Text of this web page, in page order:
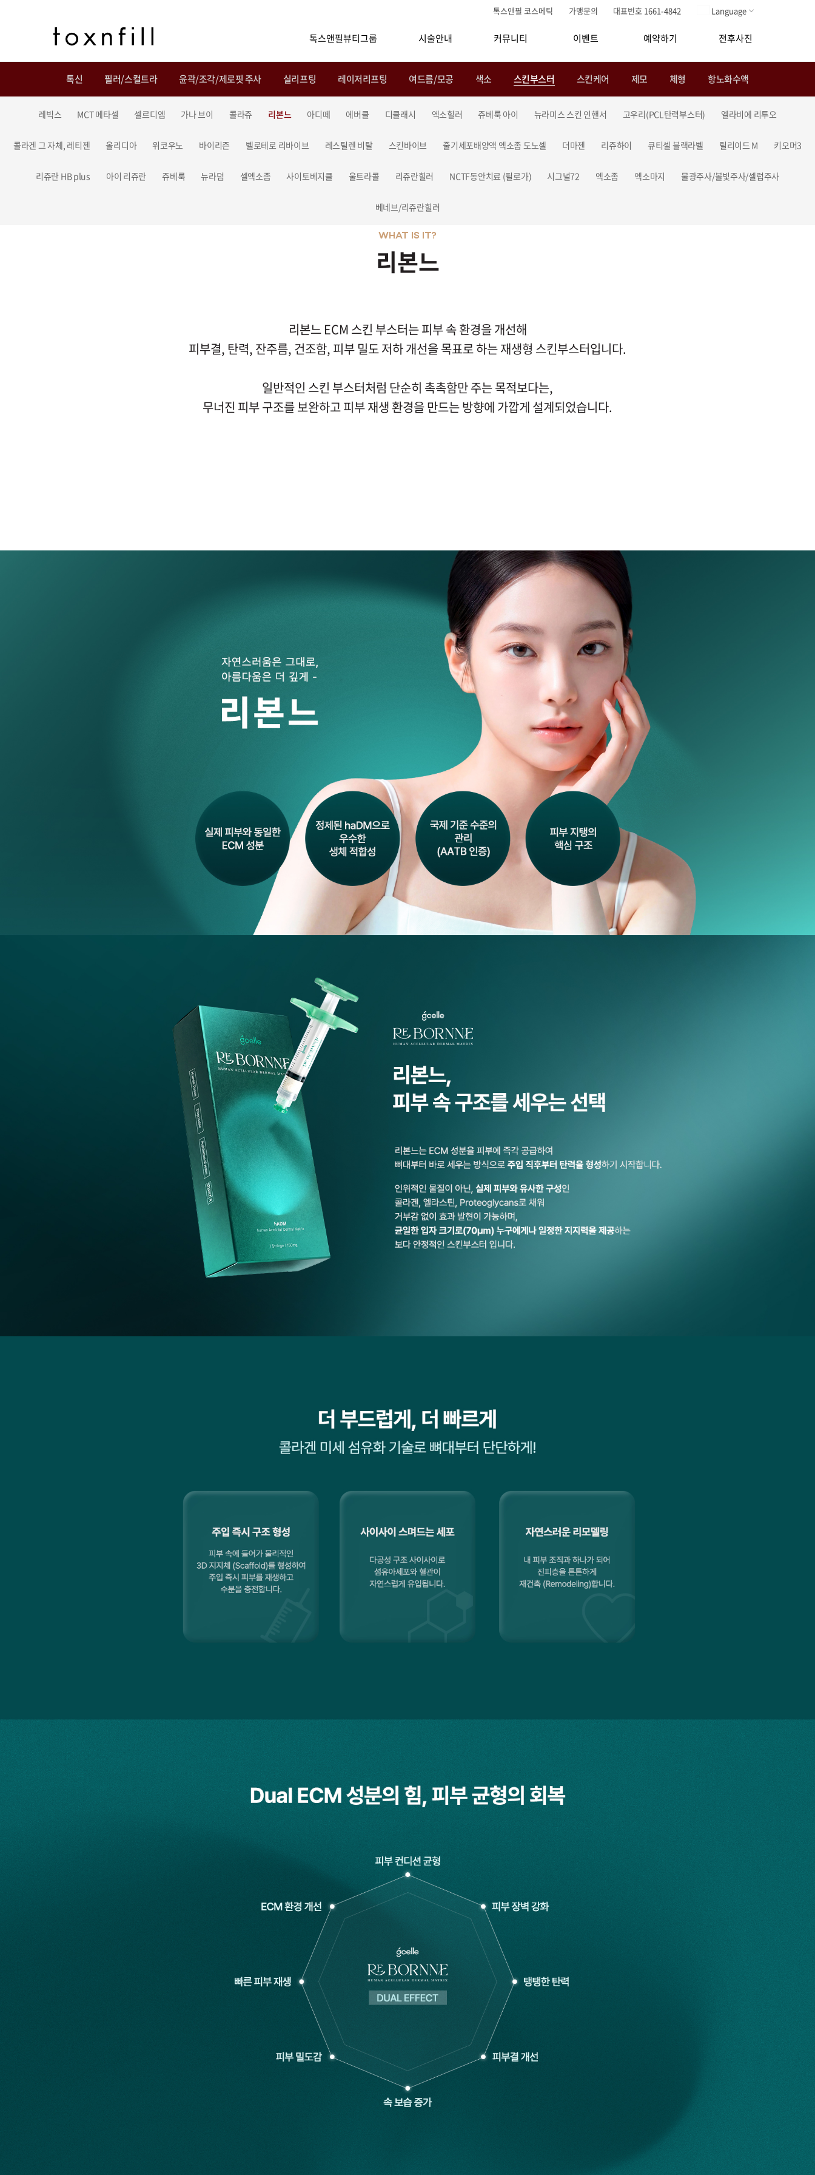
톡스앤필 코스메틱 가맹문의 대표번호 1661-4842 Language
톡스앤필뷰티그룹 시술안내 커뮤니티 이벤트 예약하기 전후사진
톡신 필러/스컬트라 윤곽/조각/제로핏 주사 실리프팅 레이저리프팅 여드름/모공 색소 스킨부스터
레빅스 MCT 메타셀 셀르디엠 가나 브이 콜라쥬 리본느 아디떼 에버클 디클래시 엑소힐러 쥬베룩 아이 뉴라미스 스킨 인핸서 고우리(PCL탄력부스터) 엘라비에 리투오
콜라겐 그 자체, 레티젠 올리디아 위코우노 바이리즌 벨로테로 리바이브 레스틸렌 비탈 스킨바이브 줄기세포배양액 엑소좀 도노셀 더마젠 리쥬하이 큐티셀 블랙라벨 릴리이드 M 키오머3
리쥬란 HB plus 아이 리쥬란 쥬베룩 뉴라덤 셀엑소좀 사이토베지클 울트라콜 리쥬란힐러 NCTF동안치료 (필로가) 시그널72 엑소좀 엑소마지 물광주사/볼빛주사/셀럽주사
베네브/리쥬란힐러
스킨케어 제모 체형 항노화수액
리본느
WHAT IS IT?
리본느 ECM 스킨 부스터는 피부 속 환경을 개선해
피부결, 탄력, 잔주름, 건조함, 피부 밀도 저하 개선을 목표로 하는 재생형 스킨부스터입니다.
일반적인 스킨 부스터처럼 단순히 촉촉함만 주는 목적보다는,
무너진 피부 구조를 보완하고 피부 재생 환경을 만드는 방향에 가깝게 설계되었습니다.